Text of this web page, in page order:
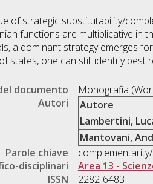
of strategic substitutability/
functions are multiplicative in
a dominant strategy emerges
states, one can still identify best
documento
Monografia
Autori
Autore
Lambertini,
Mantovani,
Parole chiave
disciplinari
Area 13 -
ISSN
2282-6483